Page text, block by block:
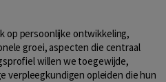
op persoonlijke ontwikkeling,
groei, aspecten die centraal
willen we toegewijde,
verpleegkundigen opleiden die hun